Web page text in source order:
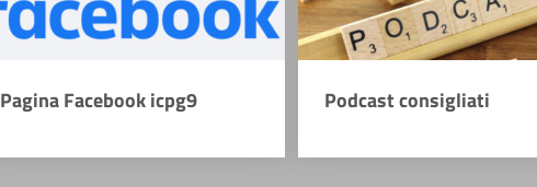
Pagina Facebook icpg9 Podcast consigliati